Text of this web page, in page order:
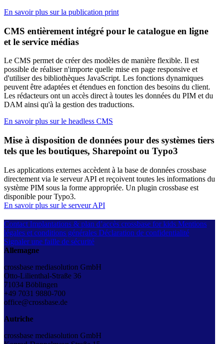
En savoir plus sur la publication print
CMS entièrement intégré pour le catalogue en ligne
et le service médias
Le CMS permet de créer des modèles de manière flexible. Il est
possible de réaliser n'importe quelle mise en page responsive et
d'utiliser des bibliothèques JavaScript. Les fonctions dynamiques
peuvent être adaptées et étendues en fonction des besoins du client.
Les rédacteurs ont un accès direct à toutes les données du PIM et du
DAM ainsi qu'à la gestion des traductions.
En savoir plus sur le headless CMS
Mise à disposition de données pour des systèmes tiers
tels que les boutiques, Sharepoint ou Typo3
Les applications externes accèdent à la base de données crossbase
directement via le serveur API et reçoivent toutes les informations du
système PIM sous la forme appropriée. Un plugin crossbase est
disponible pour Typo3.
En savoir plus sur le serveur API
Contact Implantations & plan d’accès crossbase for kids Mentions
légales et conditions générales Déclaration de confidentialité
Signaler une faille de sécurité
Allemagne
crossbase mediasolution GmbH
Otto-Lilienthal-Straße 36
71034 Böblingen
+49 7031 9880-700
office@crossbase.de
Autriche
crossbase mediasolution GmbH